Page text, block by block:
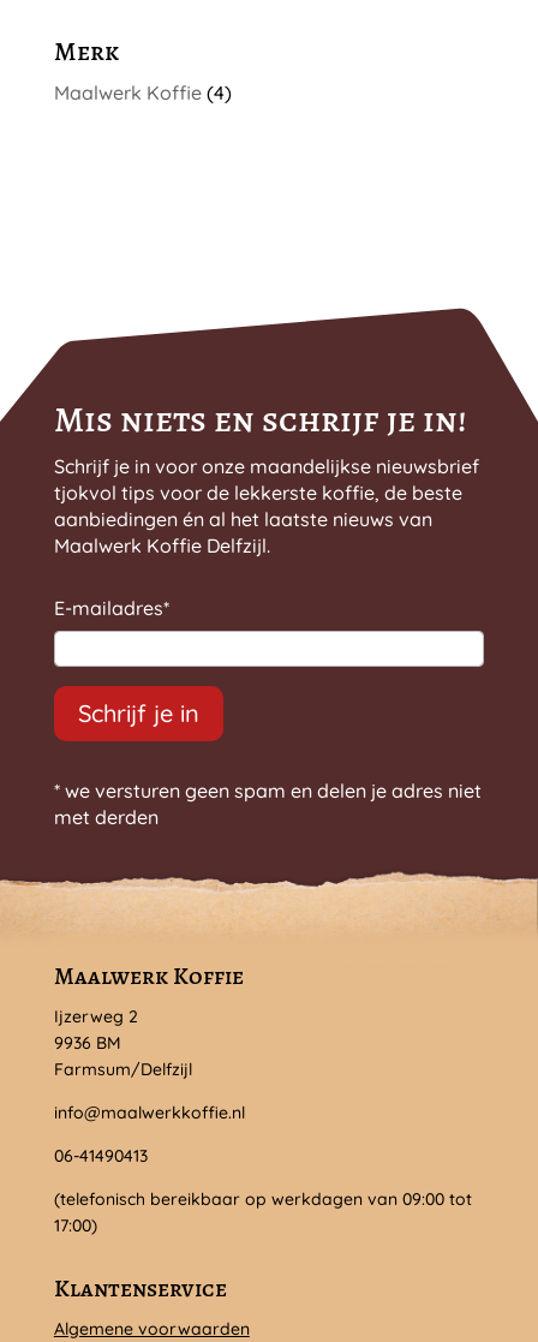
Merk
Maalwerk Koffie (4)
Mis niets en schrijf je in!
Schrijf je in voor onze maandelijkse nieuwsbrief
tjokvol tips voor de lekkerste koffie, de beste
aanbiedingen én al het laatste nieuws van
Maalwerk Koffie Delfzijl.
E-mailadres*
Schrijf je in
* we versturen geen spam en delen je adres niet
met derden
Maalwerk Koffie
Ijzerweg 2
9936 BM
Farmsum/Delfzijl
info@maalwerkkoffie.nl
06-41490413
(telefonisch bereikbaar op werkdagen van 09:00 tot
17:00)
Klantenservice
Algemene voorwaarden